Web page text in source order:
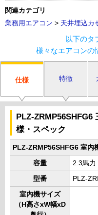
関連カテゴリ
業務用エアコン > 天井埋込カ
以下のタ
様々なエアコンの
仕様 特徴
PLZ-ZRMP56SHFG6
様・スペック
PLZ-ZRMP56SHFG6 室内
容量 2.3馬力
型番 PLZ-
室内機サイズ
（H高さxW幅xD